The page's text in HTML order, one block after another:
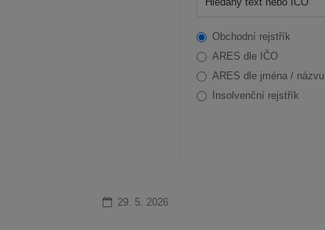
29. 5. 2026
Obchodní rejstřík
ARES dle IČO
ARES dle jména / názvu
Insolvenční rejstřík